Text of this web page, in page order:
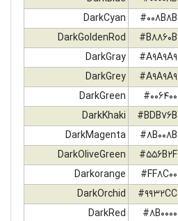
DarkCyan
#008B8B
DarkGoldenRod
#B8860B
DarkGray
#A9A9A9
DarkGrey
#A9A9A9
DarkGreen
#006400
DarkKhaki
#BDB76B
DarkMagenta
#8B008B
DarkOliveGreen
#556B2F
Darkorange
#FF8C00
DarkOrchid
#9932CC
DarkRed
#8B0000